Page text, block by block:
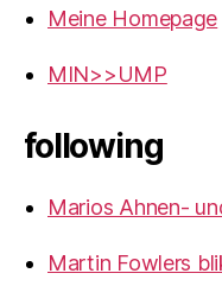
Meine Homepage
MIN>>UMP
following
Marios Ahnen-
Martin Fowlers